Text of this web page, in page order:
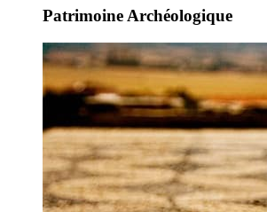
Patrimoine Archéologique